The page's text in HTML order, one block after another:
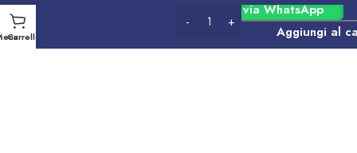
Aggiungi al
Ordina via WhatsApp
Carrello